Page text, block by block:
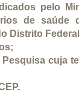
pelo
de saúde
Distrito
cuja